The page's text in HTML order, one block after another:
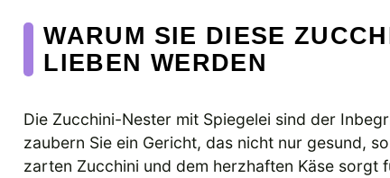
WARUM SIE DIESE
LIEBEN WERDEN
Die Zucchini-Nester mit Spiegelei sind der
zaubern Sie ein Gericht, das nicht nur gesund,
zarten Zucchini und dem herzhaften Käse sorgt